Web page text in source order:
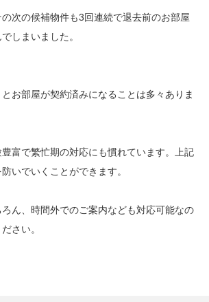
次の候補物件も3回連続で退去前のお部屋
しまいました。
お部屋が契約済みになることは多々ありま
富で繁忙期の対応にも慣れています。上記
いでいくことができます。
ん、時間外でのご案内なども対応可能なの
さい。